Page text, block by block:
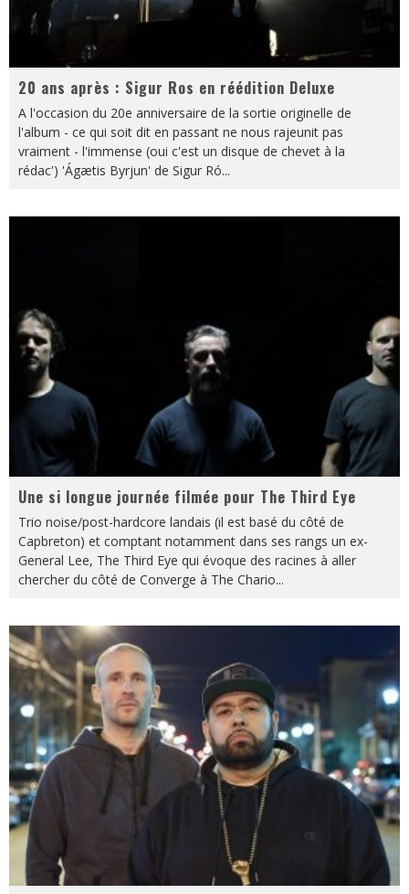
20 ans après : Sigur Ros en réédition Deluxe
A l'occasion du 20e anniversaire de la sortie originelle de
l'album - ce qui soit dit en passant ne nous rajeunit pas
vraiment - l'immense (oui c'est un disque de chevet à la
rédac') 'Ágætis Byrjun' de Sigur Ró...
Une si longue journée filmée pour The Third Eye
Trio noise/post-hardcore landais (il est basé du côté de
Capbreton) et comptant notamment dans ses rangs un ex-
General Lee, The Third Eye qui évoque des racines à aller
chercher du côté de Converge à The Chario...